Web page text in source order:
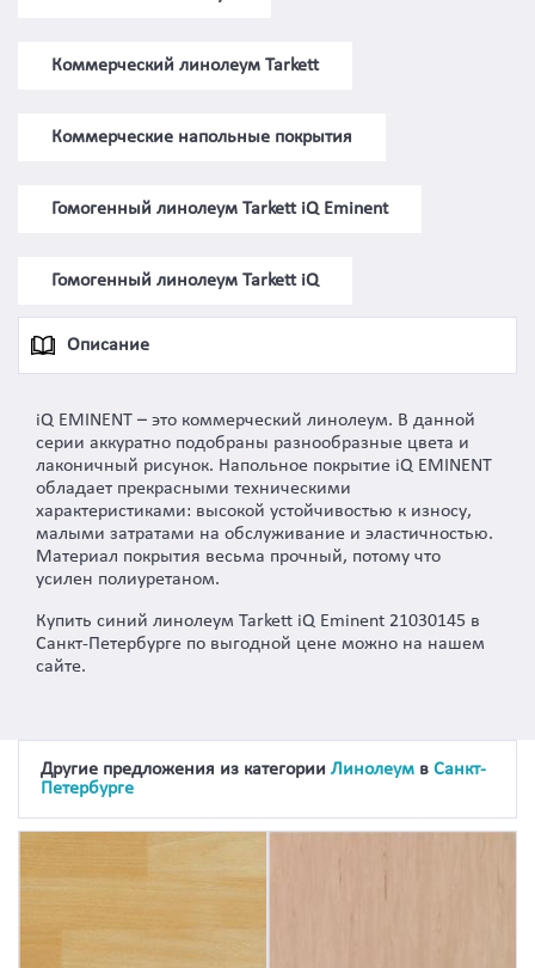
Коммерческий линолеум Tarkett
Коммерческие напольные покрытия
Гомогенный линолеум Tarkett iQ Eminent
Гомогенный линолеум Tarkett iQ
Описание
iQ EMINENT – это коммерческий линолеум. В данной
серии аккуратно подобраны разнообразные цвета и
лаконичный рисунок. Напольное покрытие iQ EMINENT
обладает прекрасными техническими
характеристиками: высокой устойчивостью к износу,
малыми затратами на обслуживание и эластичностью.
Материал покрытия весьма прочный, потому что
усилен полиуретаном.
Купить синий линолеум Tarkett iQ Eminent 21030145 в
Санкт-Петербурге по выгодной цене можно на нашем
сайте.
Другие предложения из категории Линолеум в Санкт-
Петербурге